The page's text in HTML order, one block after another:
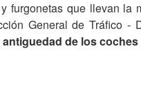
furgonetas que llevan la
General de Tráfico -
antiguedad de los coches